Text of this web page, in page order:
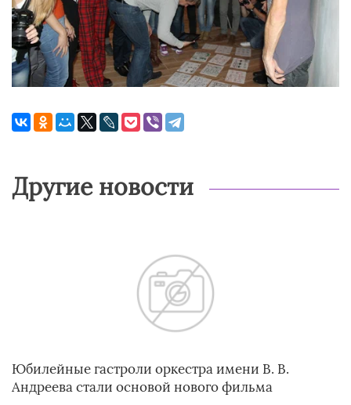
Другие новости
Юбилейные гастроли оркестра имени В. В.
Андреева стали основой нового фильма